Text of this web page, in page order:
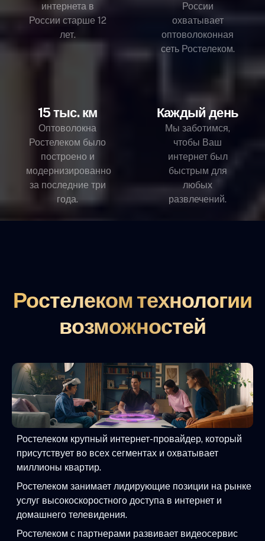
интернета в
России старше 12
лет.
России
охватывает
оптоволоконная
сеть Ростелеком.
15 тыс. км
Оптоволокна
Ростелеком было
построено и
модернизированно
за последние три
года.
Каждый день
Мы заботимся,
чтобы Ваш
интернет был
быстрым для
любых
развлечений.
Ростелеком технологии
возможностей
Ростелеком крупный интернет-провайдер, который
присутствует во всех сегментах и охватывает
миллионы квартир.
Ростелеком занимает лидирующие позиции на рынке
услуг высокоскоростного доступа в интернет и
домашнего телевидения.
Ростелеком с партнерами развивает видеосервис